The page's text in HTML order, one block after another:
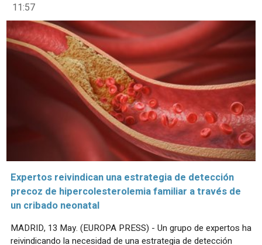
11:57
Expertos reivindican una estrategia de detección
precoz de hipercolesterolemia familiar a través de
un cribado neonatal
MADRID, 13 May. (EUROPA PRESS) - Un grupo de expertos ha
reivindicando la necesidad de una estrategia de detección